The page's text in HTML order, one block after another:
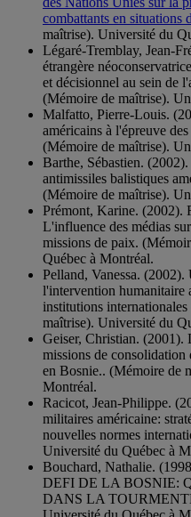
combattants en situations
maîtrise). Université du
Légaré-Tremblay, Jean-
étrangère
et décisionnel au sein de
(Mémoire de maîtrise).
Malfatto, Pierre-Louis.
américains à l'épreuve
(Mémoire de maîtrise).
Barthe, Sébastien.
antimissiles balistiques
(Mémoire de maîtrise).
Prémont, Karine. (2002).
L'influence des médias
missions de paix.
Québec à Montréal.
Pelland, Vanessa.
l'intervention humanitaire
institutions
maîtrise). Université du
Geiser, Christian. (2001).
missions de
en Bosnie.. (Mémoire de
Montréal.
Racicot, Jean-Philippe.
militaires américaine:
nouvelles normes
Université du Québec à
Bouchard, Nathalie.
DEFI DE LA BOSNIE:
DANS LA